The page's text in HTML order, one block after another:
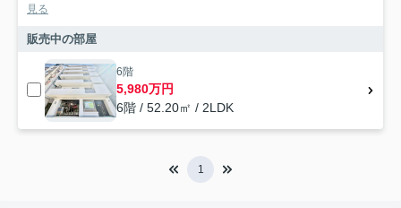
見る
販売中の部屋
6階
5,980万円
6階 / 52.20㎡ / 2LDK
1